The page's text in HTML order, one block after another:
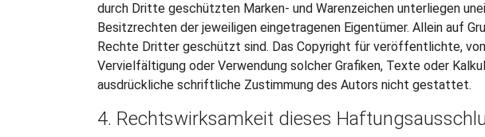
durch Dritte geschützten Marken- und Warenzeichen unterliegen
Besitzrechten der jeweiligen eingetragenen Eigentümer. Allein auf
Rechte Dritter geschützt sind. Das Copyright für veröffentlichte,
Vervielfältigung oder Verwendung solcher Grafiken, Texte oder
ausdrückliche schriftliche Zustimmung des Autors nicht gestattet.
4. Rechtswirksamkeit dieses